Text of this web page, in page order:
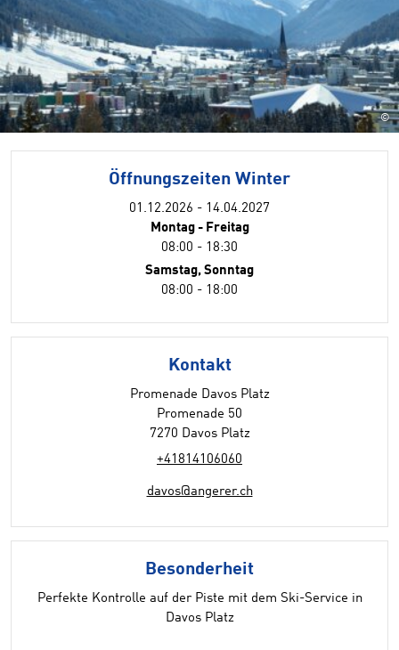
©
Öffnungszeiten Winter
01.12.2026 - 14.04.2027
Montag - Freitag
08:00 - 18:30
Samstag, Sonntag
08:00 - 18:00
Kontakt
Promenade Davos Platz
Promenade 50
7270 Davos Platz
+41814106060
davos@angerer.ch
Besonderheit
Perfekte Kontrolle auf der Piste mit dem Ski-Service in
Davos Platz